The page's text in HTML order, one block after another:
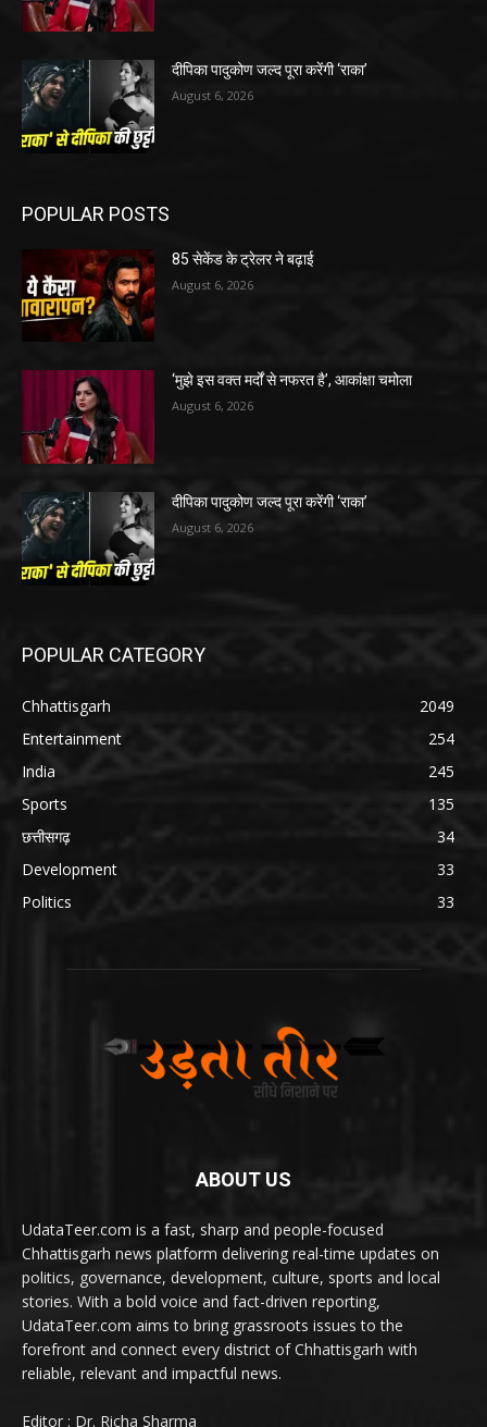
दीपिका पादुकोण जल्द पूरा करेंगी ‘राका’
August 6, 2026
POPULAR POSTS
85 सेकेंड के ट्रेलर ने बढ़ाई
August 6, 2026
‘मुझे इस वक्त मर्दों से नफरत है’, आकांक्षा चमोला
August 6, 2026
दीपिका पादुकोण जल्द पूरा करेंगी ‘राका’
August 6, 2026
POPULAR CATEGORY
Chhattisgarh
2049
Entertainment
254
India
245
Sports
135
छत्तीसगढ़
34
Development
33
Politics
33
ABOUT US
UdataTeer.com is a fast, sharp and people-focused
Chhattisgarh news platform delivering real-time updates on
politics, governance, development, culture, sports and local
stories. With a bold voice and fact-driven reporting,
UdataTeer.com aims to bring grassroots issues to the
forefront and connect every district of Chhattisgarh with
reliable, relevant and impactful news.
Editor : Dr. Richa Sharma